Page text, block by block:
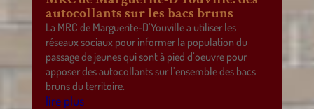
autocollants sur les bacs bruns
La MRC de Marguerite-D’Youville a utiliser les
réseaux sociaux pour informer la population du
passage de jeunes qui sont à pied d’oeuvre pour
apposer des autocollants sur l’ensemble des bacs
bruns du territoire.
lire plus